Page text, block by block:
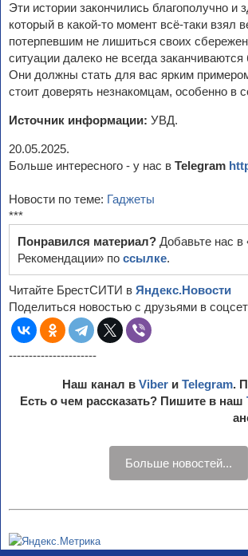
Эти истории закончились благополучно и
который в какой-то момент всё-таки взял
потерпевшим не лишиться своих
ситуации далеко не всегда заканчиваются
Они должны стать для вас ярким
стоит доверять незнакомцам, особенно в
Источник информации: УВД.
20.05.2025.
Больше интересного - у нас в Telegram
Новости по теме: Гаджеты
***
Понравился материал? Добавьте нас в
Рекомендации» по ссылке.
Читайте БрестСИТИ в Яндекс.Новости
Поделиться новостью с друзьями в
----------------------
Наш канал в Viber и Telegram.
Есть о чем рассказать? Пишите в наш
Больше новостей...